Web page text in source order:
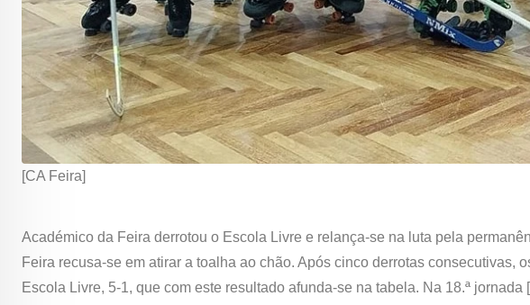
[CA Feira]
Académico da Feira derrotou o Escola Livre e relança-se na luta pela
Feira recusa-se em atirar a toalha ao chão. Após cinco derrotas consecutivas,
Escola Livre, 5-1, que com este resultado afunda-se na tabela. Na 18.ª jornada